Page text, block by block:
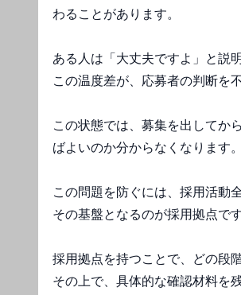
わることがあります。
ある人は「大丈夫ですよ」と説
この温度差が、応募者の判断を
この状態では、募集を出してか
ばよいのか分からなくなります。
この問題を防ぐには、採用活動
その基盤となるのが採用拠点です
採用拠点を持つことで、どの段
その上で、具体的な確認材料を